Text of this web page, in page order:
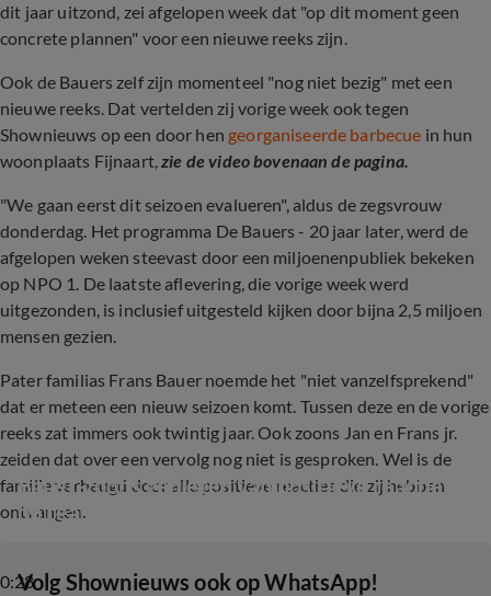
dit jaar uitzond, zei afgelopen week dat "op dit moment geen
concrete plannen" voor een nieuwe reeks zijn.
Ook de Bauers zelf zijn momenteel "nog niet bezig" met een
nieuwe reeks. Dat vertelden zij vorige week ook tegen
Shownieuws op een door hen georganiseerde barbecue in hun
woonplaats Fijnaart,zie de video bovenaan de pagina.
"We gaan eerst dit seizoen evalueren", aldus de zegsvrouw
donderdag. Het programma De Bauers - 20 jaar later, werd de
afgelopen weken steevast door een miljoenenpubliek bekeken
op NPO 1. De laatste aflevering, die vorige week werd
uitgezonden, is inclusief uitgesteld kijken door bijna 2,5 miljoen
mensen gezien.
Pater familias Frans Bauer noemde het "niet vanzelfsprekend"
dat er meteen een nieuw seizoen komt. Tussen deze en de vorige
reeks zat immers ook twintig jaar. Ook zoons Jan en Frans jr.
zeiden dat over een vervolg nog niet is gesproken. Wel is de
familie verheugd door alle positieve reacties die zij hebben
ontvangen.
0:28
Bauer-zoons genieten van positieve reacties
op realityserie
‎Volg Shownieuws ook op WhatsApp!